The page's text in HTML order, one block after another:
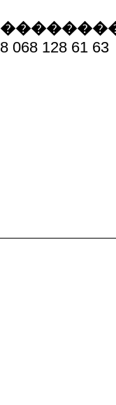
8 068 128 61 63